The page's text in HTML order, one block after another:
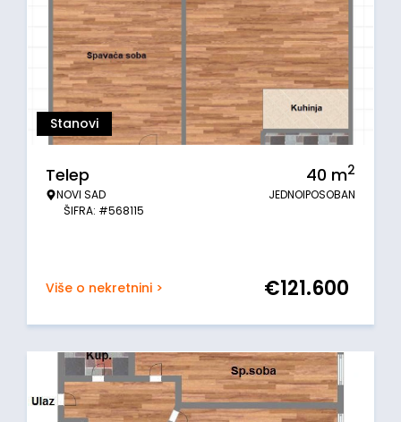
Stanovi
Telep
NOVI SAD
ŠIFRA: #568115
40 m2
JEDNOIPOSOBAN
Više o nekretnini > €121.600